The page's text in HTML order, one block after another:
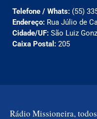
Telefone / Whats: (55)
Endereço: Rua Júlio de
Cidade/UF: São Luiz
Caixa Postal: 205
Rádio Missioneira,